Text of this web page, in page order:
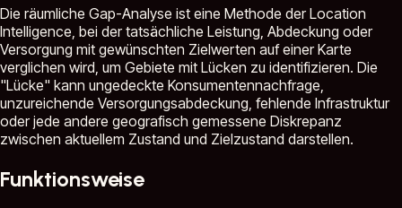
Die räumliche Gap-Analyse ist eine Methode der Location
Intelligence, bei der tatsächliche Leistung, Abdeckung oder
Versorgung mit gewünschten Zielwerten auf einer Karte
verglichen wird, um Gebiete mit Lücken zu identifizieren. Die
"Lücke" kann ungedeckte Konsumentennachfrage,
unzureichende Versorgungsabdeckung, fehlende Infrastruktur
oder jede andere geografisch gemessene Diskrepanz
zwischen aktuellem Zustand und Zielzustand darstellen.
Funktionsweise